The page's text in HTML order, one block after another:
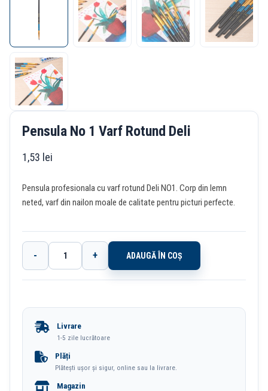
Pensula No 1 Varf Rotund Deli
1,53 lei
Pensula profesionala cu varf rotund Deli NO1. Corp din lemn
neted, varf din nailon moale de calitate pentru picturi perfecte.
Cantitate
Pensula
Varf
Rotund
- + ADAUGĂ ÎN COȘ
Livrare
1-5 zile lucrătoare
Plăți
Plătești ușor și sigur, online sau la livrare.
Magazin